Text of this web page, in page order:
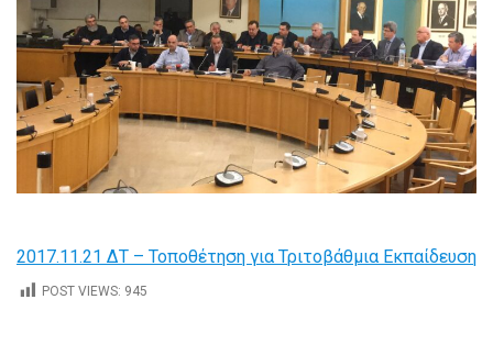
2017.11.21 ΔΤ – Τοποθέτηση για Τριτοβάθμια Εκπαίδευση
POST VIEWS: 945